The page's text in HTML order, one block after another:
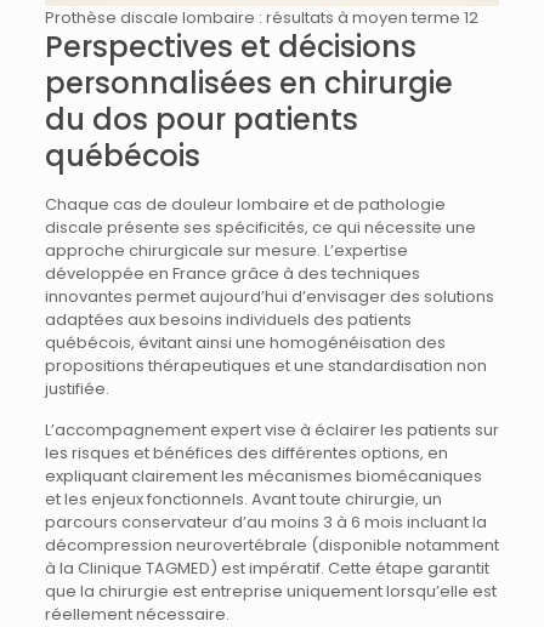
Prothèse discale lombaire : résultats à moyen terme 12
Perspectives et décisions
personnalisées en chirurgie
du dos pour patients
québécois
Chaque cas de douleur lombaire et de pathologie
discale présente ses spécificités, ce qui nécessite une
approche chirurgicale sur mesure. L’expertise
développée en France grâce à des techniques
innovantes permet aujourd’hui d’envisager des solutions
adaptées aux besoins individuels des patients
québécois, évitant ainsi une homogénéisation des
propositions thérapeutiques et une standardisation non
justifiée.
L’accompagnement expert vise à éclairer les patients sur
les risques et bénéfices des différentes options, en
expliquant clairement les mécanismes biomécaniques
et les enjeux fonctionnels. Avant toute chirurgie, un
parcours conservateur d’au moins 3 à 6 mois incluant la
décompression neurovertébrale (disponible notamment
à la Clinique TAGMED) est impératif. Cette étape garantit
que la chirurgie est entreprise uniquement lorsqu’elle est
réellement nécessaire.